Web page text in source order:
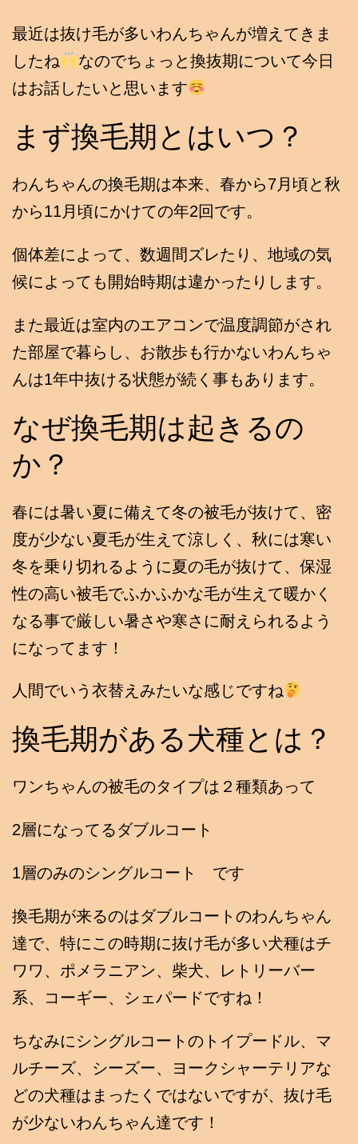
最近は抜け毛が多いわんちゃんが増えてきま
したね
なのでちょっと換抜期について今日
はお話したいと思います
まず換毛期とはいつ？
わんちゃんの換毛期は本来、春から7月頃と秋
から11月頃にかけての年2回です。
個体差によって、数週間ズレたり、地域の気
候によっても開始時期は違かったりします。
また最近は室内のエアコンで温度調節がされ
た部屋で暮らし、お散歩も行かないわんちゃ
んは1年中抜ける状態が続く事もあります。
なぜ換毛期は起きるの
か？
春には暑い夏に備えて冬の被毛が抜けて、密
度が少ない夏毛が生えて涼しく、秋には寒い
冬を乗り切れるように夏の毛が抜けて、保湿
性の高い被毛でふかふかな毛が生えて暖かく
なる事で厳しい暑さや寒さに耐えられるよう
になってます！
人間でいう衣替えみたいな感じですね
換毛期がある犬種とは？
ワンちゃんの被毛のタイプは２種類あって
2層になってるダブルコート
1層のみのシングルコート です
換毛期が来るのはダブルコートのわんちゃん
達で、特にこの時期に抜け毛が多い犬種はチ
ワワ、ポメラニアン、柴犬、レトリーバー
系、コーギー、シェパードですね！
ちなみにシングルコートのトイプードル、マ
ルチーズ、シーズー、ヨークシャーテリアな
どの犬種はまったくではないですが、抜け毛
が少ないわんちゃん達です！